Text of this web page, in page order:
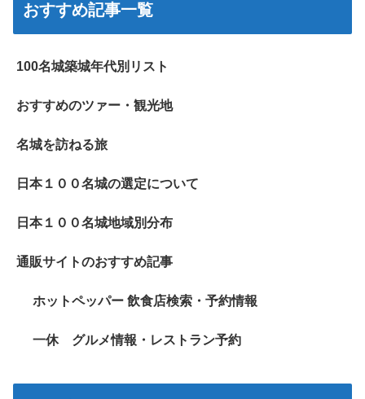
おすすめ記事一覧
100名城築城年代別リスト
おすすめのツァー・観光地
名城を訪ねる旅
日本１００名城の選定について
日本１００名城地域別分布
通販サイトのおすすめ記事
ホットペッパー 飲食店検索・予約情報
一休 グルメ情報・レストラン予約